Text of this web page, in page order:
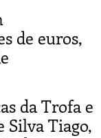
de euros,
da Trofa e
Silva Tiago,